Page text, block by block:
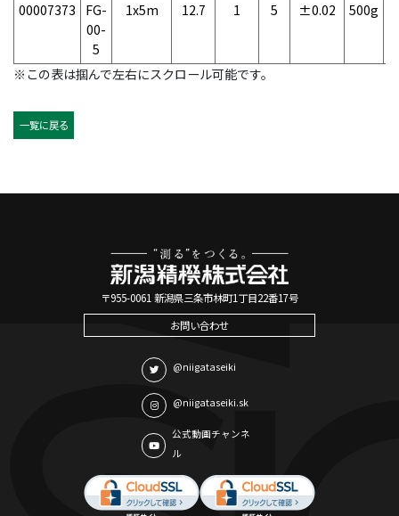
00007373
FG-
00-
5
1x5m 12.7 1 5 ±0.02 500g
※この表は掴んで左右にスクロール可能です。
一覧に戻る
〒955-0061 新潟県三条市林町1丁目22番17号
お問い合わせ
@niigataseiki
@niigataseiki.sk
公式動画チャンネ
ル